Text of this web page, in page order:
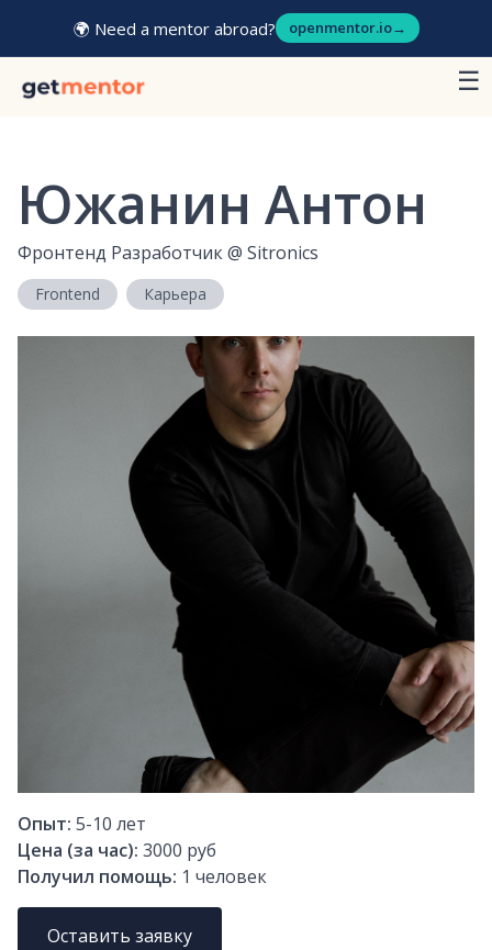
🌍 Need a mentor abroad? openmentor.io→
☰
Южанин Антон
Фронтенд Разработчик@ Sitronics
Frontend Карьера
Опыт: 5-10 лет
Цена (за час): 3000 руб
Получил помощь: 1 человек
Оставить заявку